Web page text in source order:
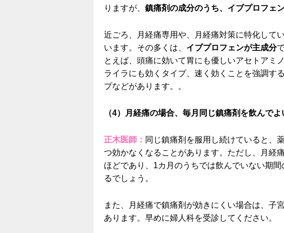
りますが、 鎮痛剤の成分のうち、イブプロフェ
近ごろ、月経痛専用や、月経痛対策に特化して
います。その多くは、 イブプロフェンが主成分
とえば、頭痛に効いて胃にも優しいアセトアミ
ライラにも効くタイプ、速く効くことを強調す
プなどがあります。。
（4）月経痛の場合、毎月同じ鎮痛剤を飲んでよ
正木医師： 同じ鎮痛剤を服用し続けていると、
つ効かなくなることがあります。ただし、月経
ほどであり、1カ月のうちでは飲んでいない期
るでしょう。
また、月経痛で鎮痛剤が効きにくい場合は、子
あります。早めに婦人科を受診してください。